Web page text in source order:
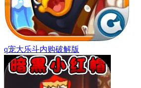
q宠大乐斗内购破解版